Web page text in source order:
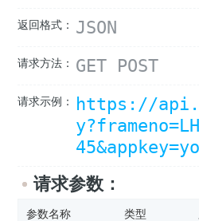
返回格式： JSON
请求方法： GET POST
请求示例：
https://
请求参数：
参数名称 类型